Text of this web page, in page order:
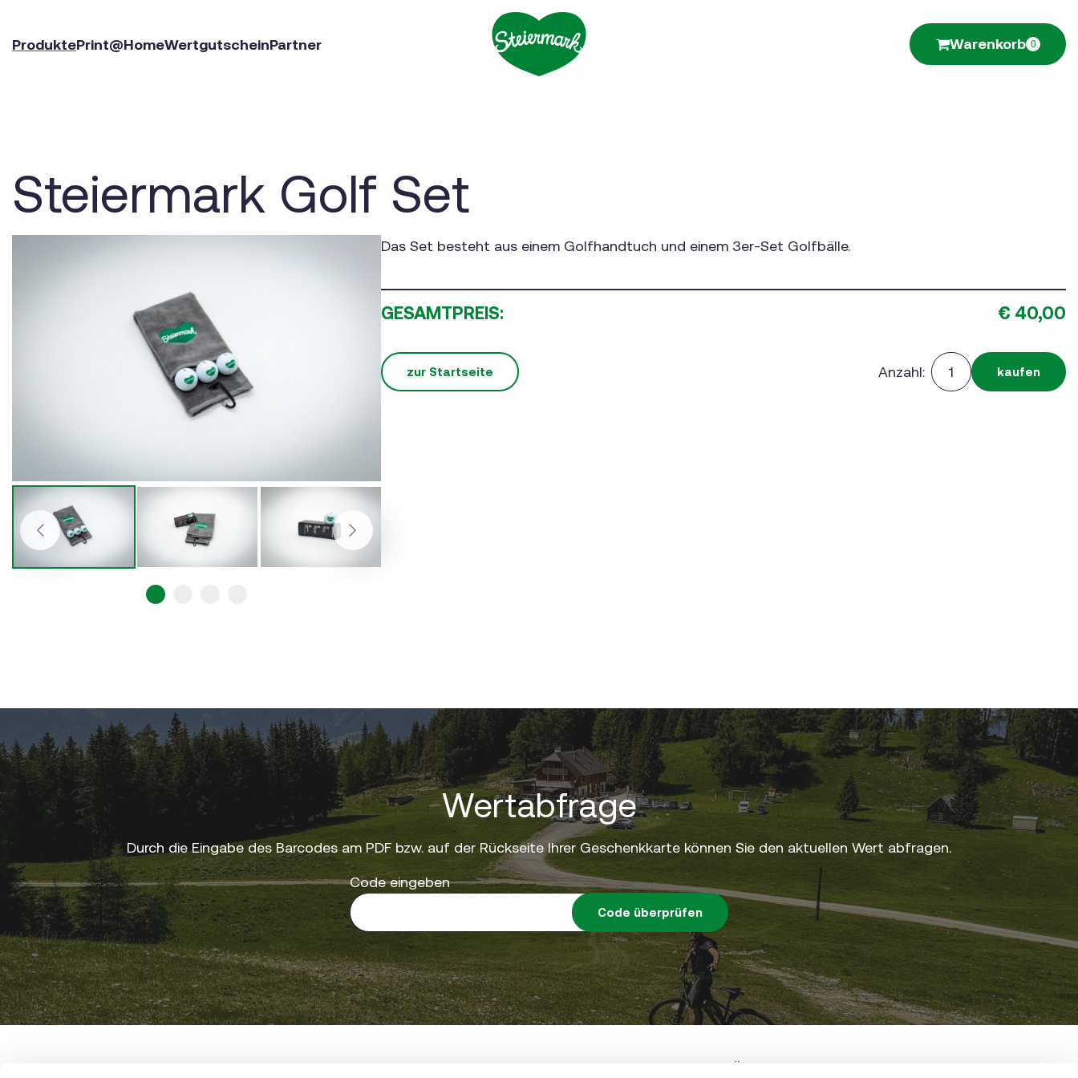
ProduktePrint@HomeWertgutscheinPartner Warenkorb 0
Steiermark Golf Set
Previous Next
Go to slide 1
Das Set besteht aus einem Golfhandtuch und einem 3er-Set Golfbälle.
GESAMTPREIS: € 40,00
Anzahl: kaufen
zur Startseite
Wertabfrage
Durch die Eingabe des Barcodes am PDF bzw. auf der Rückseite Ihrer Geschenkkarte können Sie den aktuellen Wert abfragen.
Code eingeben
Code überprüfen
Steiermark Tourismus • Steirische Tourismusmarketing GmbH • St.-Peter-Hauptstrasse 243 • 8042 Graz • Österreich